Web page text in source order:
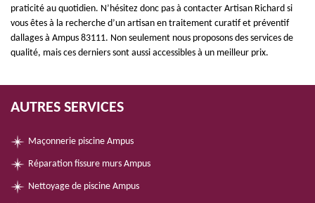
praticité au quotidien. N’hésitez donc pas à contacter Artisan Richard si
vous êtes à la recherche d’un artisan en traitement curatif et préventif
dallages à Ampus 83111. Non seulement nous proposons des services de
qualité, mais ces derniers sont aussi accessibles à un meilleur prix.
AUTRES SERVICES
Maçonnerie piscine Ampus
Réparation fissure murs Ampus
Nettoyage de piscine Ampus